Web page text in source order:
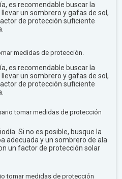
es recomendable buscar la
un sombrero y gafas de sol,
de protección suficiente
medidas de protección.
es recomendable buscar la
un sombrero y gafas de sol,
de protección suficiente
tomar medidas de protección
Si no es posible, busque la
adecuada y un sombrero de ala
un factor de protección solar
tomar medidas de protección